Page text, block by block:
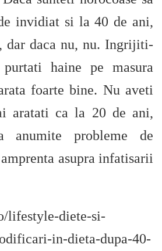
invidiat si la 40 de ani,
dar daca nu, nu. Ingrijiti-
haine pe masura
foarte bine. Nu aveti
aratati ca la 20 de ani,
anumite probleme de
asupra infatisarii
lifestyle-diete-si-
in-dieta-dupa-40-